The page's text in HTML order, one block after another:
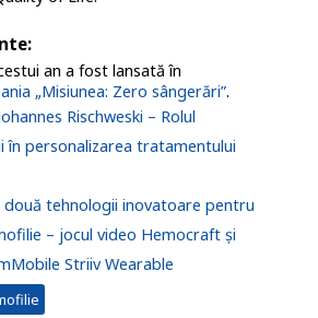
an a fost lansată în
„Misiunea: Zero sângerări”.
Rischweski – Rolul
în personalizarea tratamentului
două tehnologii inovatoare pentru
– jocul video Hemocraft și
Striiv Wearable